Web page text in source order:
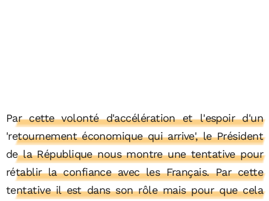
Par cette volonté d'accélération et l'espoir d'un
'retournement économique qui arrive', le Président
de la République nous montre une tentative pour
rétablir la confiance avec les Français. Par cette
tentative il est dans son rôle mais pour que cela